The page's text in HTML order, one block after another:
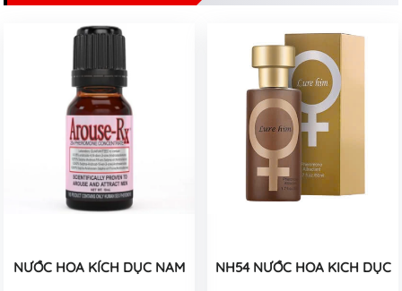
NƯỚC HOA KÍCH DỤC NAM NH54 NƯỚC HOA KICH DỤC